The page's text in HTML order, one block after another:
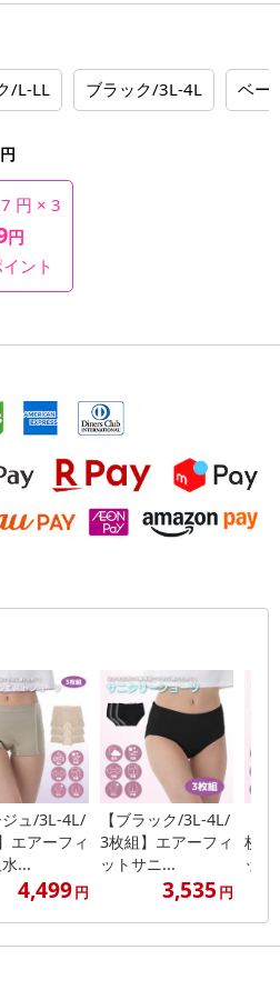
/L-LL ブラック/3L-4L ベー
円 × 3
円
ント
ジュ/3L-4L/
エアーフィ
...
4,499円
【ブラック/3L-4L/
3枚組】エアーフィ
ットサニ...
3,535 円
枚組
ッ